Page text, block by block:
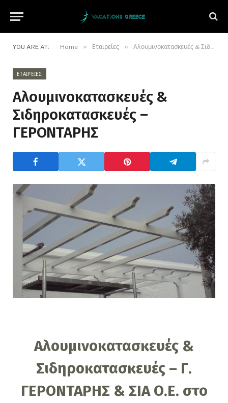
YOU ARE AT: Home » Εταιρείες » Αλουμινοκατασκευές & Σιδηροκατασκευές – ΓΕΡΟΝΤΑΡΗΣ
ΕΤΑΙΡΕΊΕΣ
Αλουμινοκατασκευές &
Σιδηροκατασκευές –
ΓΕΡΟΝΤΑΡΗΣ
Αλουμινοκατασκευές &
Σιδηροκατασκευές – Γ.
ΓΕΡΟΝΤΑΡΗΣ & ΣΙΑ Ο.Ε. στο